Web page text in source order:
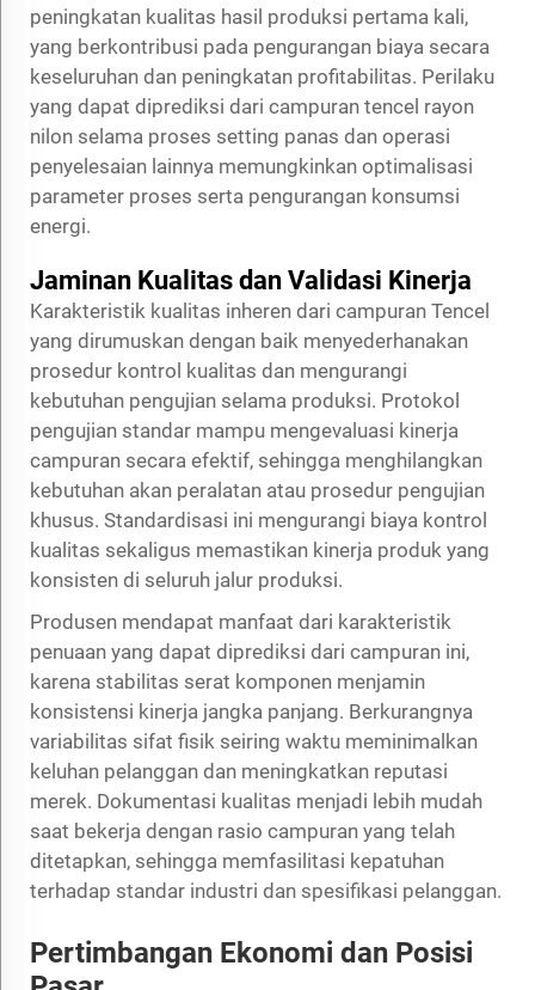
peningkatan kualitas hasil produksi pertama kali,
yang berkontribusi pada pengurangan biaya secara
keseluruhan dan peningkatan profitabilitas. Perilaku
yang dapat diprediksi dari campuran tencel rayon
nilon selama proses setting panas dan operasi
penyelesaian lainnya memungkinkan optimalisasi
parameter proses serta pengurangan konsumsi
energi.
Jaminan Kualitas dan Validasi Kinerja
Karakteristik kualitas inheren dari campuran Tencel
yang dirumuskan dengan baik menyederhanakan
prosedur kontrol kualitas dan mengurangi
kebutuhan pengujian selama produksi. Protokol
pengujian standar mampu mengevaluasi kinerja
campuran secara efektif, sehingga menghilangkan
kebutuhan akan peralatan atau prosedur pengujian
khusus. Standardisasi ini mengurangi biaya kontrol
kualitas sekaligus memastikan kinerja produk yang
konsisten di seluruh jalur produksi.
Produsen mendapat manfaat dari karakteristik
penuaan yang dapat diprediksi dari campuran ini,
karena stabilitas serat komponen menjamin
konsistensi kinerja jangka panjang. Berkurangnya
variabilitas sifat fisik seiring waktu meminimalkan
keluhan pelanggan dan meningkatkan reputasi
merek. Dokumentasi kualitas menjadi lebih mudah
saat bekerja dengan rasio campuran yang telah
ditetapkan, sehingga memfasilitasi kepatuhan
terhadap standar industri dan spesifikasi pelanggan.
Pertimbangan Ekonomi dan Posisi